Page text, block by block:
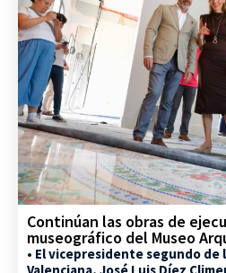
Continúan las obras de
museográfico del Museo
• El vicepresidente segundo de
Valenciana, José Luis Díez